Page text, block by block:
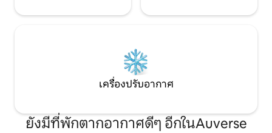
เครื่องปรับอากาศ
ยังมีที่พักตากอากาศดีๆ อีกในAuverse